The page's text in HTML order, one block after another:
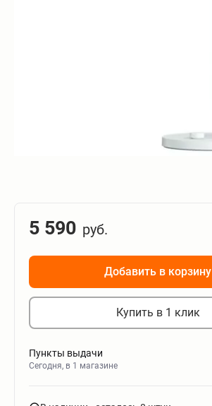
5 590 руб.
Добавить в корзину
Купить в 1 клик
Пункты выдачи
Сегодня, в 1 магазине